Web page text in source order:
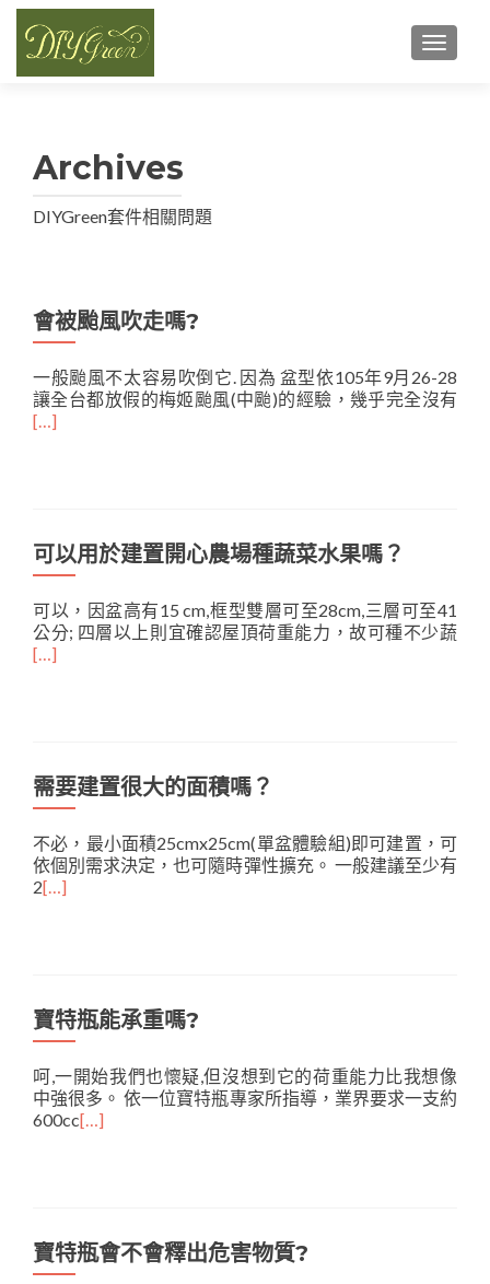
Archives
DIYGreen套件相關問題
會被颱風吹走嗎?
一般颱風不太容易吹倒它. 因為 盆型依105年9月26-28
讓全台都放假的梅姬颱風(中颱)的經驗，幾乎完全沒有
[…]
可以用於建置開心農場種蔬菜水果嗎？
可以，因盆高有15 cm,框型雙層可至28cm,三層可至41
公分; 四層以上則宜確認屋頂荷重能力，故可種不少蔬
[…]
需要建置很大的面積嗎？
不必，最小面積25cmx25cm(單盆體驗組)即可建置，可
依個別需求決定，也可隨時彈性擴充。 一般建議至少有
2[…]
寶特瓶能承重嗎?
呵,一開始我們也懷疑,但沒想到它的荷重能力比我想像
中強很多。 依一位寶特瓶專家所指導，業界要求一支約
600cc[…]
寶特瓶會不會釋出危害物質?